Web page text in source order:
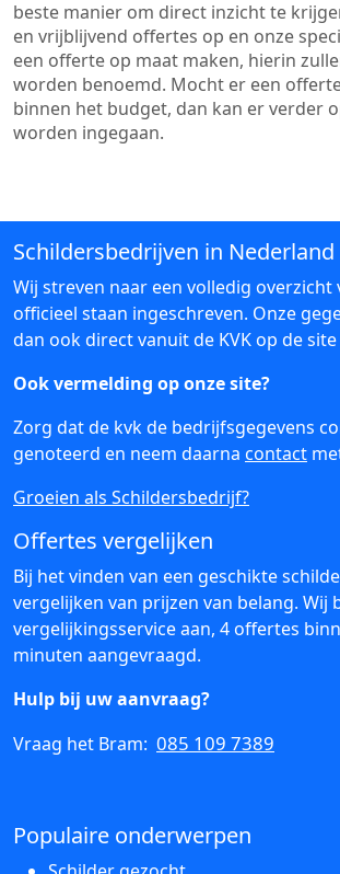
beste manier om direct inzicht te
en vrijblijvend offertes op en onze
een offerte op maat maken, hierin
worden benoemd. Mocht er een
binnen het budget, dan kan er verder
worden ingegaan.
Schildersbedrijven in Nederland
Wij streven naar een volledig overzicht
officieel staan ingeschreven. Onze
dan ook direct vanuit de KVK op de
Ook vermelding op onze site?
Zorg dat de kvk de bedrijfsgegevens
genoteerd en neem daarna contact
Groeien als Schildersbedrijf?
Offertes vergelijken
Bij het vinden van een geschikte
vergelijken van prijzen van belang. Wij
vergelijkingsservice aan, 4 offertes
minuten aangevraagd.
Hulp bij uw aanvraag?
Vraag het Bram: 085 109 7389
Populaire onderwerpen